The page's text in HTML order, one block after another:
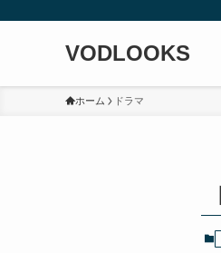
VODLOOKS
ホーム ドラマ